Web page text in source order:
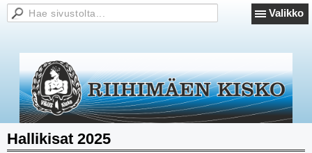
Valikko
Hallikisat 2025